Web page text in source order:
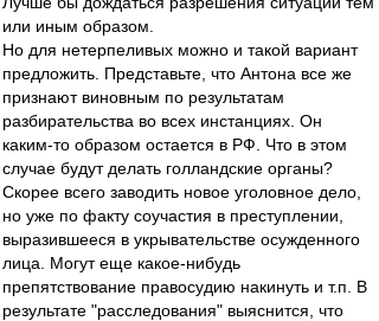
или иным образом.
Но для нетерпеливых можно и такой вариант
предложить. Представьте, что Антона все же
признают виновным по результатам
разбирательства во всех инстанциях. Он
каким-то образом остается в РФ. Что в этом
случае будут делать голландские органы?
Скорее всего заводить новое уголовное дело,
но уже по факту соучастия в преступлении,
выразившееся в укрывательстве осужденного
лица. Могут еще какое-нибудь
препятствование правосудию накинуть и т.п. В
результате "расследования" выяснится, что